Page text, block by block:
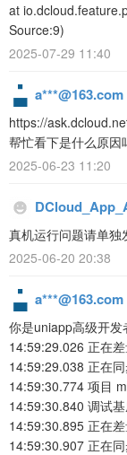
at
Source:9)
2025-07-29 11:40
a***@163.com
https://
帮忙看下是什么原因
2025-06-23 11:20
真机运行问题请单独
2025-06-20 20:38
a***@163.com
你是uniapp高级开
14:59:29.026 正在
14:59:29.038 正在
14:59:30.774 项目
14:59:30.840 调试
14:59:30.895 正在
14:59:30.907 正在